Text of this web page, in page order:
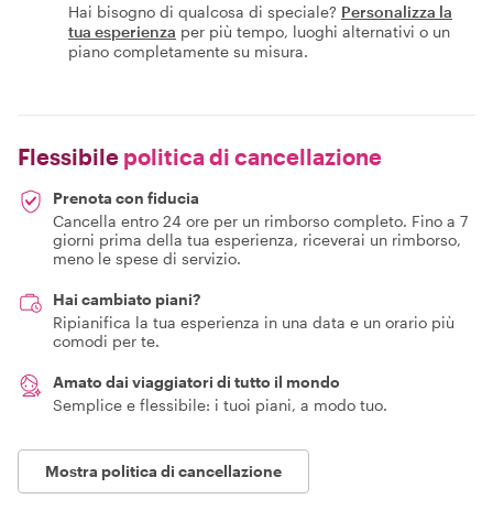
Hai bisogno di qualcosa di speciale? Personalizza la
tua esperienza per più tempo, luoghi alternativi o un
piano completamente su misura.
Flessibile politica di cancellazione
Prenota con fiducia
Cancella entro 24 ore per un rimborso completo. Fino a 7
giorni prima della tua esperienza, riceverai un rimborso,
meno le spese di servizio.
Hai cambiato piani?
Ripianifica la tua esperienza in una data e un orario più
comodi per te.
Amato dai viaggiatori di tutto il mondo
Semplice e flessibile: i tuoi piani, a modo tuo.
Mostra politica di cancellazione